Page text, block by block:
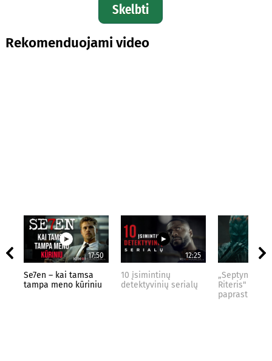
Skelbti
Rekomenduojami video
17:50
Se7en – kai tamsa
tampa meno kūriniu
12:25
10 įsimintinų
detektyvinių serialų
„Septynių
Riteris" – kai
paprastumas